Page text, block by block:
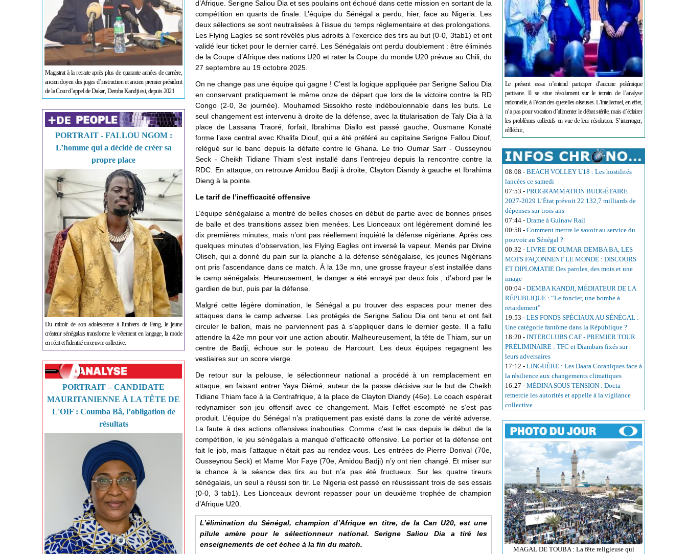
Magistrat à la retraite après plus de quarante années de carrière,
ancien doyen des juges d’instruction et ancien premier président
de la Cour d’appel de Dakar, Demba Kandji est, depuis 2021
PORTRAIT - FALLOU NGOM :
L’homme qui a décidé de créer sa
propre place
Du miroir de son adolescence à l'univers de Fang, le jeune
créateur sénégalais transforme le vêtement en langage, la mode
en récit et l'identité en œuvre collective.
PORTRAIT – CANDIDATE
MAURITANIENNE À LA TÊTE DE
L'OIF : Coumba Bâ, l’obligation de
résultats
d’Afrique. Serigne Saliou Dia et ses poulains ont échoué dans cette mission en sortant de la
compétition en quarts de finale. L’équipe du Sénégal a perdu, hier, face au Nigeria. Les
deux sélections se sont neutralisées à l’issue du temps réglementaire et des prolongations.
Les Flying Eagles se sont révélés plus adroits à l’exercice des tirs au but (0-0, 3tab1) et ont
validé leur ticket pour le dernier carré. Les Sénégalais ont perdu doublement : être éliminés
de la Coupe d’Afrique des nations U20 et rater la Coupe du monde U20 prévue au Chili, du
27 septembre au 19 octobre 2025.
On ne change pas une équipe qui gagne ! C’est la logique appliquée par Serigne Saliou Dia
en conservant pratiquement le même onze de départ que lors de la victoire contre la RD
Congo (2-0, 3e journée). Mouhamed Sissokho reste indéboulonnable dans les buts. Le
seul changement est intervenu à droite de la défense, avec la titularisation de Taly Dia à la
place de Lassana Traoré, forfait, Ibrahima Diallo est passé gauche, Ousmane Konaté
forme l’axe central avec Khalifa Diouf, qui a été préféré au capitaine Serigne Fallou Diouf,
relégué sur le banc depuis la défaite contre le Ghana. Le trio Oumar Sarr - Ousseynou
Seck - Cheikh Tidiane Thiam s’est installé dans l’entrejeu depuis la rencontre contre la
RDC. En attaque, on retrouve Amidou Badji à droite, Clayton Diandy à gauche et Ibrahima
Dieng à la pointe.
Le tarif de l’inefficacité offensive
L’équipe sénégalaise a montré de belles choses en début de partie avec de bonnes prises
de balle et des transitions assez bien menées. Les Lionceaux ont légèrement dominé les
dix premières minutes, mais n’ont pas réellement inquiété la défense nigériane. Après ces
quelques minutes d’observation, les Flying Eagles ont inversé la vapeur. Menés par Divine
Oliseh, qui a donné du pain sur la planche à la défense sénégalaise, les jeunes Nigérians
ont pris l’ascendance dans ce match. À la 13e mn, une grosse frayeur s’est installée dans
le camp sénégalais. Heureusement, le danger a été enrayé par deux fois ; d’abord par le
gardien de but, puis par la défense.
Malgré cette légère domination, le Sénégal a pu trouver des espaces pour mener des
attaques dans le camp adverse. Les protégés de Serigne Saliou Dia ont tenu et ont fait
circuler le ballon, mais ne parviennent pas à s’appliquer dans le dernier geste. Il a fallu
attendre la 42e mn pour voir une action aboutir. Malheureusement, la tête de Thiam, sur un
centre de Badji, échoue sur le poteau de Harcourt. Les deux équipes regagnent les
vestiaires sur un score vierge.
De retour sur la pelouse, le sélectionneur national a procédé à un remplacement en
attaque, en faisant entrer Yaya Diémé, auteur de la passe décisive sur le but de Cheikh
Tidiane Thiam face à la Centrafrique, à la place de Clayton Diandy (46e). Le coach espérait
redynamiser son jeu offensif avec ce changement. Mais l’effet escompté ne s’est pas
produit. L’équipe du Sénégal n’a pratiquement pas existé dans la zone de vérité adverse.
La faute à des actions offensives inabouties. Comme c’est le cas depuis le début de la
compétition, le jeu sénégalais a manqué d’efficacité offensive. Le portier et la défense ont
fait le job, mais l’attaque n’était pas au rendez-vous. Les entrées de Pierre Dorival (70e,
Ousseynou Seck) et Mame Mor Faye (70e, Amidou Badji) n’y ont rien changé. Et miser sur
la chance à la séance des tirs au but n’a pas été fructueux. Sur les quatre tireurs
sénégalais, un seul a réussi son tir. Le Nigeria est passé en réussissant trois de ses essais
(0-0, 3 tab1). Les Lionceaux devront repasser pour un deuxième trophée de champion
d’Afrique U20.
L’élimination du Sénégal, champion d’Afrique en titre, de la Can U20, est une
pilule amère pour le sélectionneur national. Serigne Saliou Dia a tiré les
enseignements de cet échec à la fin du match.
Le présent essai n’entend participer d’aucune polémique
partisane. Il se situe résolument sur le terrain de l’analyse
rationnelle, à l’écart des querelles oiseuses. L’intellectuel, en effet,
n’a pas pour vocation d’alimenter le débat stérile, mais d’éclairer
les problèmes collectifs en vue de leur résolution. S’interroger,
réfléchir,
08:08 - BEACH VOLLEY U18 : Les hostilités
lancées ce samedi
07:53 - PROGRAMMATION BUDGÉTAIRE
2027-2029 L’État prévoit 22 132,7 milliards de
dépenses sur trois ans
07:44 - Drame à Guinaw Rail
00:58 - Comment mettre le savoir au service du
pouvoir au Sénégal ?
00:32 - LIVRE DE OUMAR DEMBA BA, LES
MOTS FAÇONNENT LE MONDE : DISCOURS
ET DIPLOMATIE Des paroles, des mots et une
image
00:04 - DEMBA KANDJI, MÉDIATEUR DE LA
RÉPUBLIQUE : “Le foncier, une bombe à
retardement”
19:53 - LES FONDS SPÉCIAUX AU SÉNÉGAL :
Une catégorie fantôme dans la République ?
18:20 - INTERCLUBS CAF - PREMIER TOUR
PRÉLIMINAIRE : TFC et Diambars fixés sur
leurs adversaires
17:12 - LINGUÈRE : Les Daara Coraniques face à
la résilience aux changements climatiques
16:27 - MÉDINA SOUS TENSION : Docta
remercie les autorités et appelle à la vigilance
collective
MAGAL DE TOUBA : La fête religieuse qui